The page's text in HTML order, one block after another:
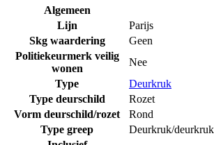
Algemeen
Lijn
Parijs
Skg waardering
Geen
Politiekeurmerk veilig
wonen
Nee
Type
Deurkruk
Type deurschild
Rozet
Vorm deurschild/rozet
Rond
Type greep
Deurkruk/deurkruk